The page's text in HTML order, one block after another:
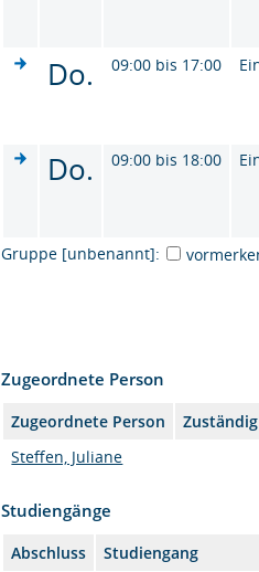
Do. 09:00 bis 17:00
Do. 09:00 bis 18:00
Gruppe [unbenannt]:
Zugeordnete Person
Zugeordnete Person
Steffen, Juliane
Studiengänge
Abschluss
Studiengang